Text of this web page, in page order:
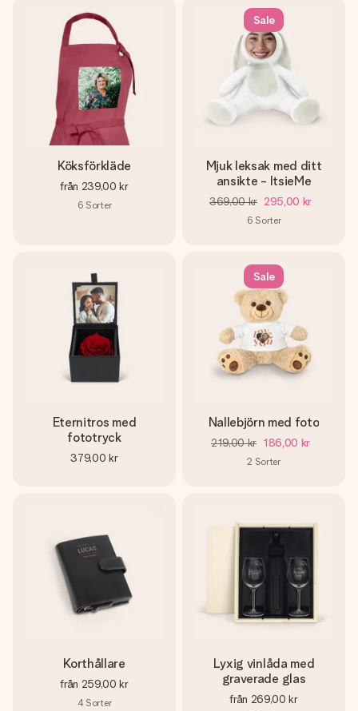
Köksförkläde
från 239,00 kr
6 Sorter
Sale
Mjuk leksak med ditt
ansikte - ItsieMe
369,00 kr 295,00 kr
6 Sorter
Eternitros med
fototryck
379,00 kr
Sale
Nallebjörn med foto
219,00 kr 186,00 kr
2 Sorter
Korthållare
från 259,00 kr
4 Sorter
Lyxig vinlåda med
graverade glas
från 269,00 kr